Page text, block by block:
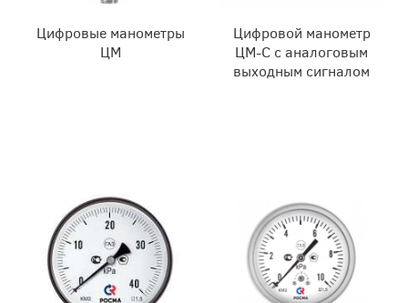
Циф­ро­вые ма­но­мет­ры
ЦМ
Цифровой манометр
ЦМ-С с аналоговым
выходным сигналом